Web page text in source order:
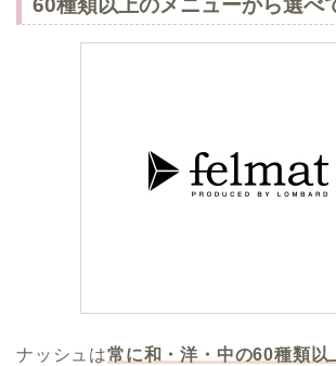
60種類以上のメニューから選べ
ナッシュは常に和 ・洋 ・ 中の60種類以